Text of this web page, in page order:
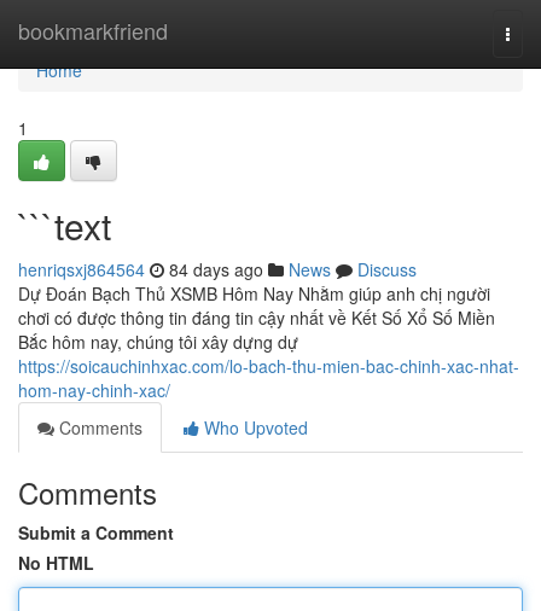
bookmarkfriend
Home
Home
1
```text
henriqsxj864564 84 days ago News
Discuss
Dự Đoán Bạch Thủ XSMB Hôm Nay Nhằm giúp anh chị người
chơi có được thông tin đáng tin cậy nhất về Kết Số Xổ Số Miền
Bắc hôm nay, chúng tôi xây dựng dự
https://soicauchinhxac.com/lo-bach-thu-mien-bac-chinh-xac-nhat-
hom-nay-chinh-xac/
Comments
Who Upvoted
Comments
Submit a Comment
No HTML